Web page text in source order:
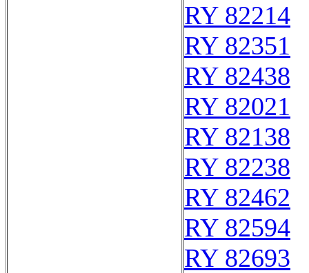
RY 82214
RY 82351
RY 82438
RY 82021
RY 82138
RY 82238
RY 82462
RY 82594
RY 82693